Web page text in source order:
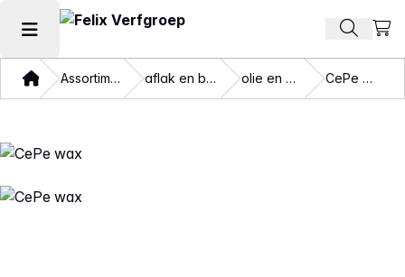
Hoofdmenu openen Zoek
Thuis Assortiment aflak en beits olie en was CePe wax